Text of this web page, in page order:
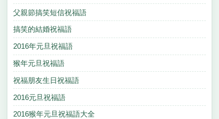
父親節搞笑短信祝福語
搞笑的結婚祝福語
2016年元旦祝福語
猴年元旦祝福語
祝福朋友生日祝福語
2016元旦祝福語
2016猴年元旦祝福語大全